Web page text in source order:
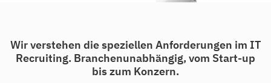
Wir verstehen die speziellen Anforderungen im IT
Recruiting. Branchenunabhängig, vom Start-up
bis zum Konzern.